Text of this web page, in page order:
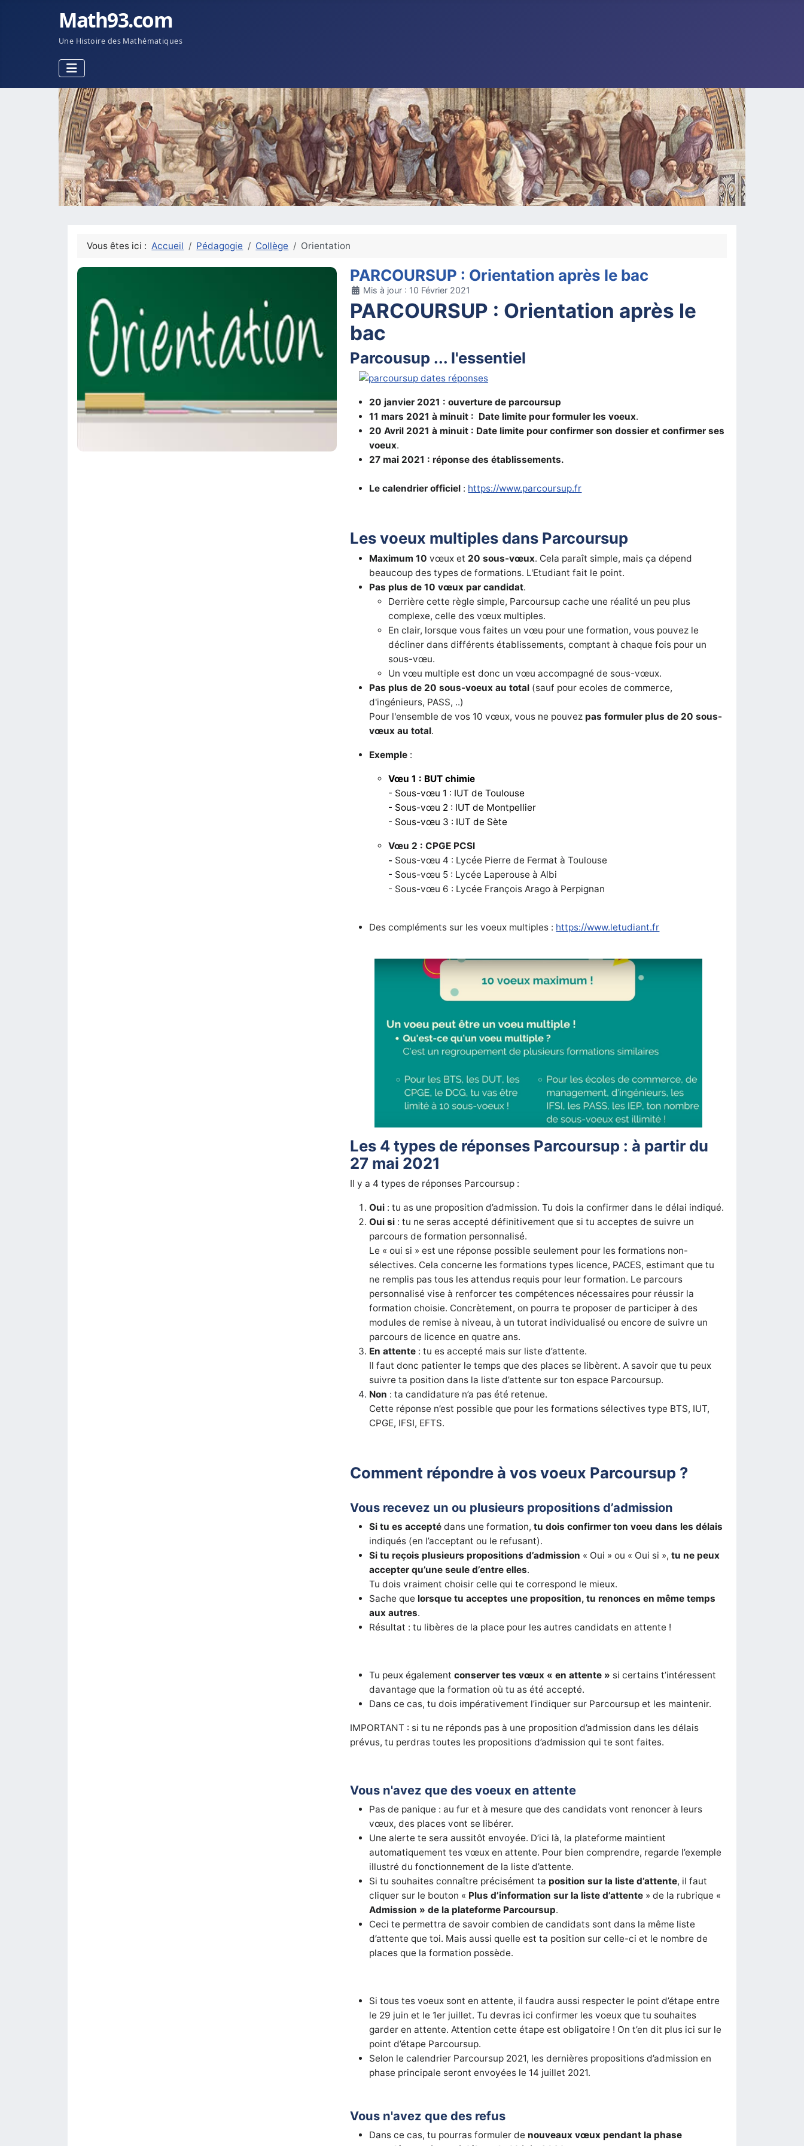
Math93.com
Une Histoire des Mathématiques
Vous êtes ici :Accueil Pédagogie Collège Orientation
PARCOURSUP : Orientation après le bac
DétailsMis à jour : 10 Février 2021
PARCOURSUP : Orientation après le
bac
Parcousup ... l'essentiel
20 janvier 2021 : ouverture de parcoursup
11 mars 2021 à minuit : Date limite pour formuler les voeux.
20 Avril 2021 à minuit : Date limite pour confirmer son dossier et confirmer ses
voeux.
27 mai 2021 : réponse des établissements.
Le calendrier officiel : https://www.parcoursup.fr
Les voeux multiples dans Parcoursup
Maximum 10 vœux et20 sous-vœux. Cela paraît simple, mais ça dépend
beaucoup des types de formations. L'Etudiant fait le point.
Pas plus de 10 vœux par candidat.
Derrière cette règle simple, Parcoursup cache une réalité un peu plus
complexe, celle des vœux multiples.
En clair, lorsque vous faites un vœu pour une formation, vous pouvez le
décliner dans différents établissements, comptant à chaque fois pour un
sous-vœu.
Un vœu multiple est donc un vœu accompagné de sous-vœux.
Pas plus de 20 sous-voeux au total (sauf pour ecoles de commerce,
d'ingénieurs, PASS, ..)
Pour l'ensemble de vos 10 vœux, vous ne pouvez pas formuler plus de 20 sous-
vœux au total.
Exemple :
Vœu 1 : BUT chimie
- Sous-vœu 1 : IUT de Toulouse
- Sous-vœu 2 : IUT de Montpellier
- Sous-vœu 3 : IUT de Sète
Vœu 2 : CPGE PCSI
- Sous-vœu 4 : Lycée Pierre de Fermat à Toulouse
- Sous-vœu 5 : Lycée Laperouse à Albi
- Sous-vœu 6 : Lycée François Arago à Perpignan
Des compléments sur les voeux multiples : https://www.letudiant.fr
Les 4 types de réponses Parcoursup : à partir du
27 mai 2021
Il y a 4 types de réponses Parcoursup :
Oui : tu as une proposition d’admission. Tu dois la confirmer dans le délai indiqué.
Oui si : tu ne seras accepté définitivement que si tu acceptes de suivre un
parcours de formation personnalisé.
Le « oui si » est une réponse possible seulement pour les formations non-
sélectives. Cela concerne les formations types licence, PACES, estimant que tu
ne remplis pas tous les attendus requis pour leur formation. Le parcours
personnalisé vise à renforcer tes compétences nécessaires pour réussir la
formation choisie. Concrètement, on pourra te proposer de participer à des
modules de remise à niveau, à un tutorat individualisé ou encore de suivre un
parcours de licence en quatre ans.
En attente : tu es accepté mais sur liste d’attente.
Il faut donc patienter le temps que des places se libèrent. A savoir que tu peux
suivre ta position dans la liste d’attente sur ton espace Parcoursup.
Non : ta candidature n’a pas été retenue.
Cette réponse n’est possible que pour les formations sélectives type BTS, IUT,
CPGE, IFSI, EFTS.
Comment répondre à vos voeux Parcoursup ?
Vous recevez un ou plusieurs propositions d’admission
Si tu es accepté dans une formation,tu dois confirmer ton voeu dans les délais
indiqués (en l’acceptant ou le refusant).
Si tu reçois plusieurs propositions d’admission « Oui » ou « Oui si »,tu ne peux
accepter qu’une seule d’entre elles.
Tu dois vraiment choisir celle qui te correspond le mieux.
Sache que lorsque tu acceptes une proposition, tu renonces en même temps
aux autres.
Résultat : tu libères de la place pour les autres candidats en attente !
Tu peux égalementconserver tes vœux « en attente » si certains t’intéressent
davantage que la formation où tu as été accepté.
Dans ce cas, tu dois impérativement l’indiquer sur Parcoursup et les maintenir.
IMPORTANT : si tu ne réponds pas à une proposition d’admission dans les délais
prévus, tu perdras toutes les propositions d’admission qui te sont faites.
Vous n'avez que des voeux en attente
Pas de panique : au fur et à mesure que des candidats vont renoncer à leurs
vœux, des places vont se libérer.
Une alerte te sera aussitôt envoyée. D’ici là, la plateforme maintient
automatiquement tes vœux en attente. Pour bien comprendre, regarde l’exemple
illustré du fonctionnement de la liste d’attente.
Si tu souhaites connaître précisément ta position sur la liste d’attente, il faut
cliquer sur le bouton « Plus d’information sur la liste d’attente » de la rubrique «
Admission » de la plateforme Parcoursup.
Ceci te permettra de savoir combien de candidats sont dans la même liste
d’attente que toi. Mais aussi quelle est ta position sur celle-ci et le nombre de
places que la formation possède.
Si tous tes voeux sont en attente, il faudra aussi respecter le point d’étape entre
le 29 juin et le 1er juillet. Tu devras ici confirmer les voeux que tu souhaites
garder en attente. Attention cette étape est obligatoire ! On t’en dit plus ici sur le
point d’étape Parcoursup.
Selon le calendrier Parcoursup 2021, les dernières propositions d’admission en
phase principale seront envoyées le 14 juillet 2021.
Vous n'avez que des refus
Dans ce cas, tu pourras formuler de nouveaux vœux pendant la phase